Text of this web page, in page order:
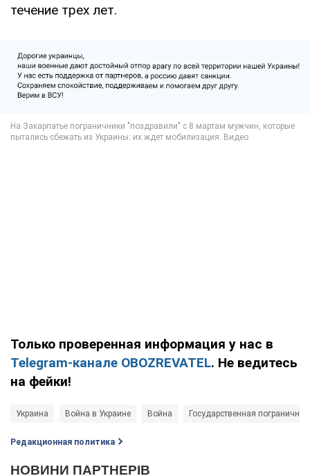
течение трех лет.
Только проверенная информация у нас в
Telegram-канале OBOZREVATEL. Не ведитесь
на фейки!
Украина Война в Украине Война Государственная
Редакционная политика